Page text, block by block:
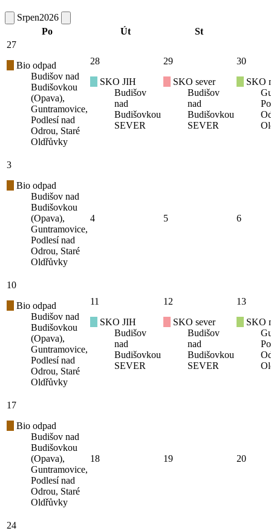
Srpen2026
Po
Út
St
27
Bio odpad
Budišov nad
Budišovkou
(Opava),
Guntramovice,
Podlesí nad
Odrou, Staré
Oldřůvky
28
SKO JIH
Budišov
nad
Budišovkou
SEVER
29
SKO sever
Budišov
nad
Budišovkou
SEVER
30
SKO
3
Bio odpad
Budišov nad
Budišovkou
(Opava),
Guntramovice,
Podlesí nad
Odrou, Staré
Oldřůvky
4 5 6
10
Bio odpad
Budišov nad
Budišovkou
(Opava),
Guntramovice,
Podlesí nad
Odrou, Staré
Oldřůvky
11
SKO JIH
Budišov
nad
Budišovkou
SEVER
12
SKO sever
Budišov
nad
Budišovkou
SEVER
13
SKO
17
Bio odpad
Budišov nad
Budišovkou
(Opava),
Guntramovice,
Podlesí nad
Odrou, Staré
Oldřůvky
18 19 20
24